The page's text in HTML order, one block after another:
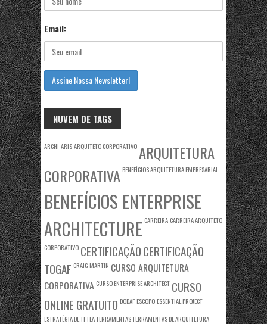
Email:
NUVEM DE TAGS
ARCHI ARISARQUITETO CORPORATIVOARQUITETURA
CORPORATIVA BENEFÍCIOS ARQUITETURA EMPRESARIAL
BENEFÍCIOS ENTERPRISE
ARCHITECTURE CARREIRA CARREIRA ARQUITETO
CORPORATIVO CERTIFICAÇÃOCERTIFICAÇÃO
TOGAF CRAIG MARTIN CURSO ARQUITETURA
CORPORATIVA CURSO ENTERPRISE ARCHITECT CURSO
ONLINE GRATUITO DODAF ESCOPO ESSENTIAL PROJECT
ESTRATÉGIA DE TI FEA FERRAMENTAS FERRAMENTAS DE ARQUITETURA